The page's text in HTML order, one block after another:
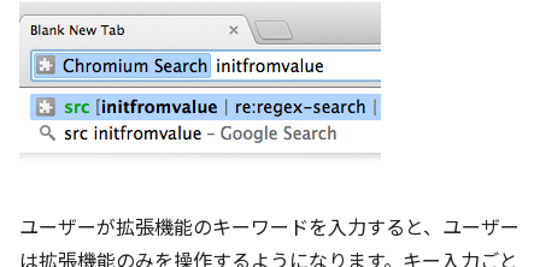
ユーザーが拡張機能のキーワードを入力すると、ユーザー
は拡張機能のみを操作するようになります。キー入力ごと